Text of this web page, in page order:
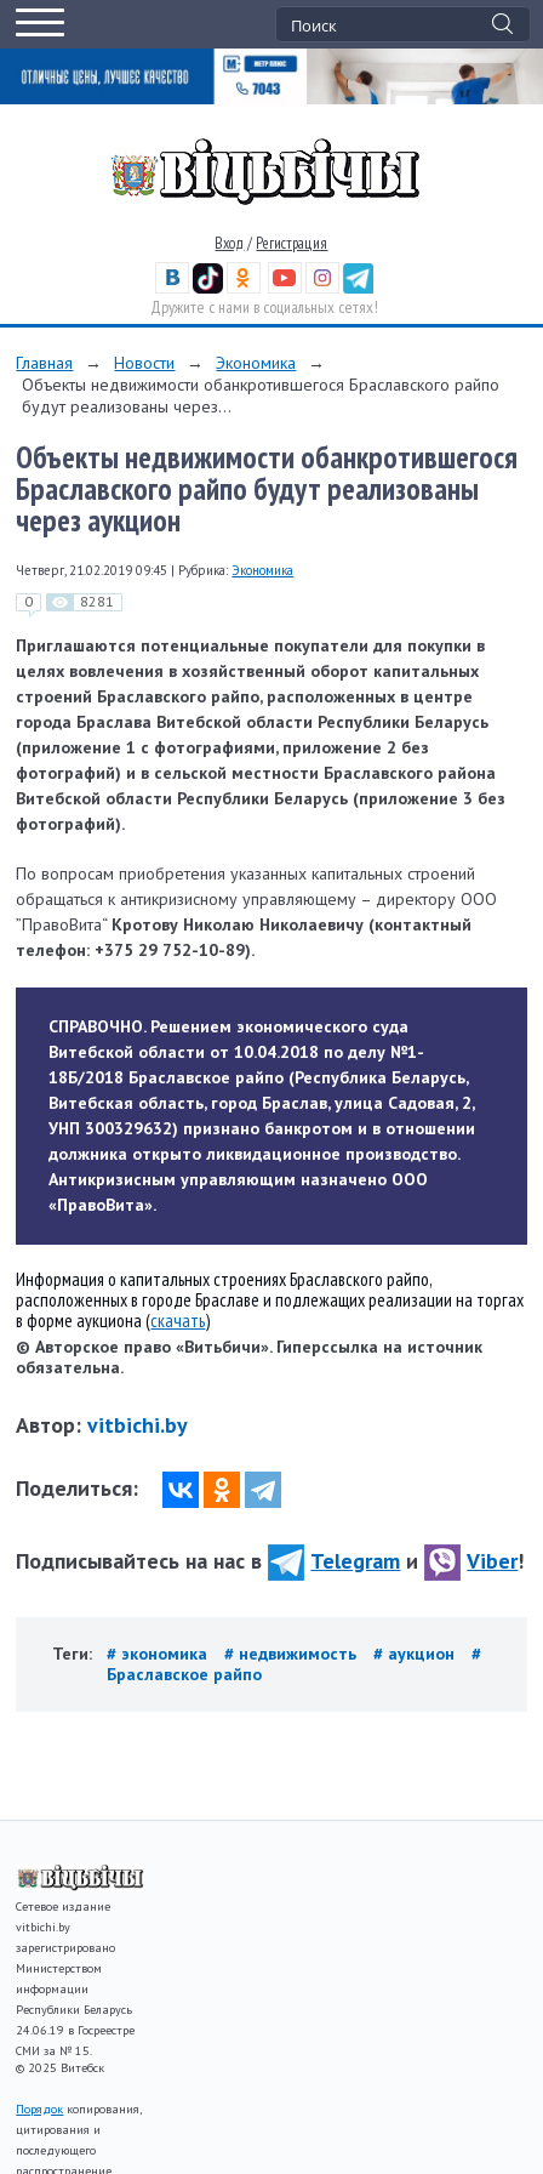
Вход / Регистрация
Дружите с нами в социальных сетях!
Главная → Новости → Экономика
→
Объекты недвижимости обанкротившегося Браславского райпо
будут реализованы через...
Объекты недвижимости обанкротившегося
Браславского райпо будут реализованы
через аукцион
Четверг, 21.02.2019 09:45 | Рубрика: Экономика
0 8281
Приглашаются потенциальные покупатели для покупки в
целях вовлечения в хозяйственный оборот капитальных
строений Браславского райпо, расположенных в центре
города Браслава Витебской области Республики Беларусь
(приложение 1 с фотографиями, приложение 2 без
фотографий) и в сельской местности Браславского района
Витебской области Республики Беларусь (приложение 3 без
фотографий).
По вопросам приобретения указанных капитальных строений
обращаться к антикризисному управляющему – директору ООО
”ПравоВита“ Кротову Николаю Николаевичу (контактный
телефон: +375 29 752-10-89).
СПРАВОЧНО. Решением экономического суда
Витебской области от 10.04.2018 по делу №1-
18Б/2018 Браславское райпо (Республика Беларусь,
Витебская область, город Браслав, улица Садовая, 2,
УНП 300329632) признано банкротом и в отношении
должника открыто ликвидационное производство.
Антикризисным управляющим назначено ООО
«ПравоВита».
Информация о капитальных строениях Браславского райпо,
расположенных в городе Браславе и подлежащих реализации на торгах
в форме аукциона (скачать)
© Авторское право «Витьбичи». Гиперссылка на источник
обязательна.
Автор:vitbichi.by
Поделиться:
Подписывайтесь на нас в Telegram и Viber!
Теги: # экономика # недвижимость # аукцион
#
Браславское райпо
Сетевое издание
vitbichi.by
зарегистрировано
Министерством
информации
Республики Беларусь
24.06.19 в Госреестре
СМИ за № 15.
© 2025 Витебск
Порядок копирования,
цитирования и
последующего